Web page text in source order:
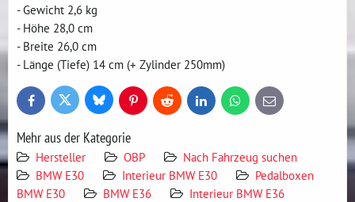
- Gewicht 2,6 kg
- Höhe 28,0 cm
- Breite 26,0 cm
- Länge (Tiefe) 14 cm (+ Zylinder 250mm)
FacebookTwitter BlueskyPinterestReddit LinkedInWhatsApp
E-
mail
Mehr aus der Kategorie
Hersteller OBP
Nach Fahrzeug suchen
BMW E30
Interieur BMW E30
Pedalboxen
BMW E30
BMW E36
Interieur BMW E36